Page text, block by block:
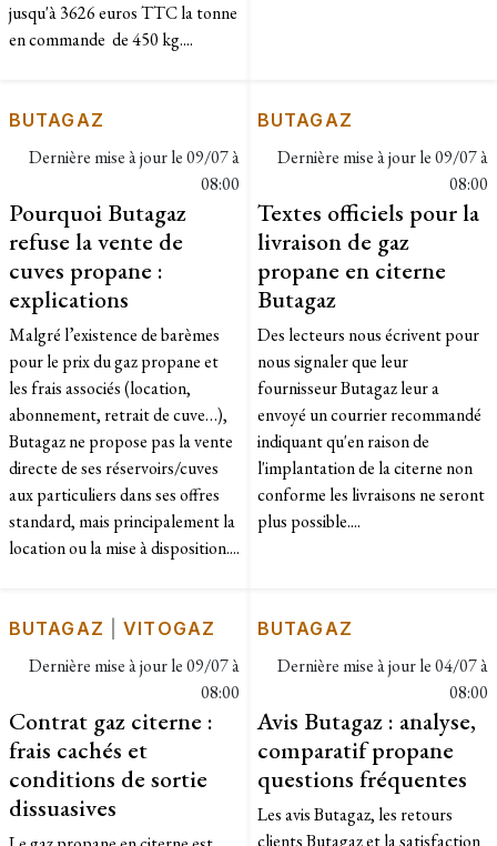
jusqu'à 3626 euros TTC la tonne
en commande de 450 kg....
BUTAGAZ
Dernière mise à jour le09/07 à
08:00
Pourquoi Butagaz
refuse la vente de
cuves propane :
explications
​Malgré l’existence de barèmes
pour le prix du gaz propane et
les frais associés (location,
abonnement, retrait de cuve…),
Butagaz ne propose pas la vente
directe de ses réservoirs/cuves
aux particuliers dans ses offres
standard, mais principalement la
location ou la mise à disposition....
BUTAGAZ
Dernière mise à jour le09/07 à
08:00
Textes officiels pour la
livraison de gaz
propane en citerne
Butagaz
Des lecteurs nous écrivent pour
nous signaler que leur
fournisseur Butagaz leur a
envoyé un courrier recommandé
indiquant qu'en raison de
l'implantation de la citerne non
conforme les livraisons ne seront
plus possible....
BUTAGAZ |VITOGAZ
Dernière mise à jour le09/07 à
08:00
Contrat gaz citerne :
frais cachés et
conditions de sortie
dissuasives
BUTAGAZ
Dernière mise à jour le04/07 à
08:00
Avis Butagaz : analyse,
comparatif propane
questions fréquentes
Les avis Butagaz, les retours